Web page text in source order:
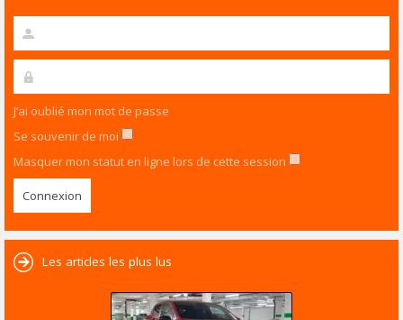
J’ai oublié mon mot de passe
Se souvenir de moi
Masquer mon statut en ligne lors de cette session
Les articles les plus lus